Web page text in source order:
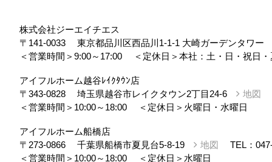
株式会社ジーエイチエス
〒141-0033
東京都品川区西品川1-1-1 大崎ガーデンタワ
＜営業時間＞9:00～17:00
＜定休日＞本社：土・日・祝日
アイフルホーム越谷ﾚｲｸﾀｳﾝ店
〒343-0828
埼玉県越谷市レイクタウン2丁目24-6 地図
＜営業時間＞10:00～18:00
＜定休日＞火曜日・水曜日
アイフルホーム船橋店
〒273-0866
千葉県船橋市夏見台5-8-19 地図 TEL：
＜営業時間＞10:00～18:00
＜定休日＞水曜日